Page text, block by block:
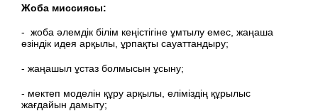
Жоба миссиясы:
- жоба әлемдік білім кеңістігіне ұмтылу емес, жаңаша
өзіндік идея арқылы, ұрпақты сауаттандыру;
- жаңашыл ұстаз болмысын ұсыну;
- мектеп моделін құру арқылы, еліміздің құрылыс
жағдайын дамыту;